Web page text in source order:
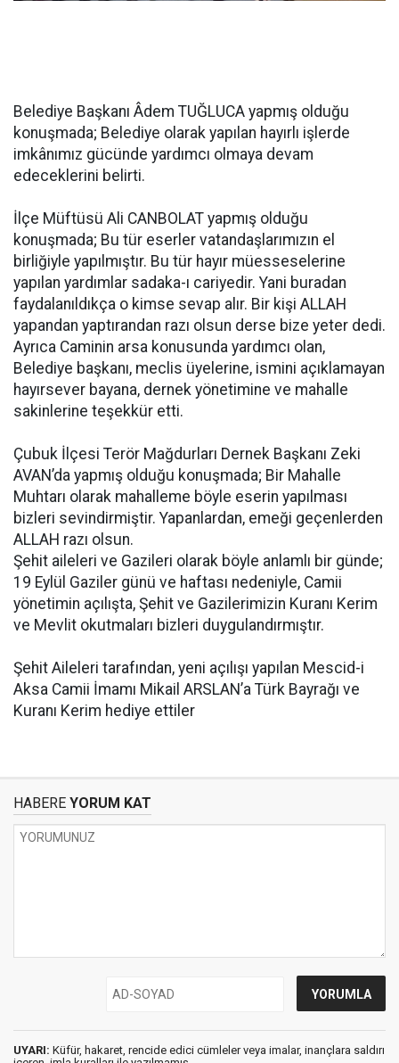
Belediye Başkanı Âdem TUĞLUCA yapmış olduğu
konuşmada; Belediye olarak yapılan hayırlı işlerde
imkânımız gücünde yardımcı olmaya devam
edeceklerini belirti.
İlçe Müftüsü Ali CANBOLAT yapmış olduğu
konuşmada; Bu tür eserler vatandaşlarımızın el
birliğiyle yapılmıştır. Bu tür hayır müesseselerine
yapılan yardımlar sadaka-ı cariyedir. Yani buradan
faydalanıldıkça o kimse sevap alır. Bir kişi ALLAH
yapandan yaptırandan razı olsun derse bize yeter dedi.
Ayrıca Caminin arsa konusunda yardımcı olan,
Belediye başkanı, meclis üyelerine, ismini açıklamayan
hayırsever bayana, dernek yönetimine ve mahalle
sakinlerine teşekkür etti.
Çubuk İlçesi Terör Mağdurları Dernek Başkanı Zeki
AVAN’da yapmış olduğu konuşmada; Bir Mahalle
Muhtarı olarak mahalleme böyle eserin yapılması
bizleri sevindirmiştir. Yapanlardan, emeği geçenlerden
ALLAH razı olsun.
Şehit aileleri ve Gazileri olarak böyle anlamlı bir günde;
19 Eylül Gaziler günü ve haftası nedeniyle, Camii
yönetimin açılışta, Şehit ve Gazilerimizin Kuranı Kerim
ve Mevlit okutmaları bizleri duygulandırmıştır.
Şehit Aileleri tarafından, yeni açılışı yapılan Mescid-i
Aksa Camii İmamı Mikail ARSLAN’a Türk Bayrağı ve
Kuranı Kerim hediye ettiler
HABERE YORUM KAT
UYARI: Küfür, hakaret, rencide edici cümleler veya imalar, inançlara saldırı